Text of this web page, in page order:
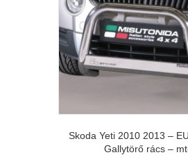
Skoda Yeti 2010 2013 –
Gallytörő rács –